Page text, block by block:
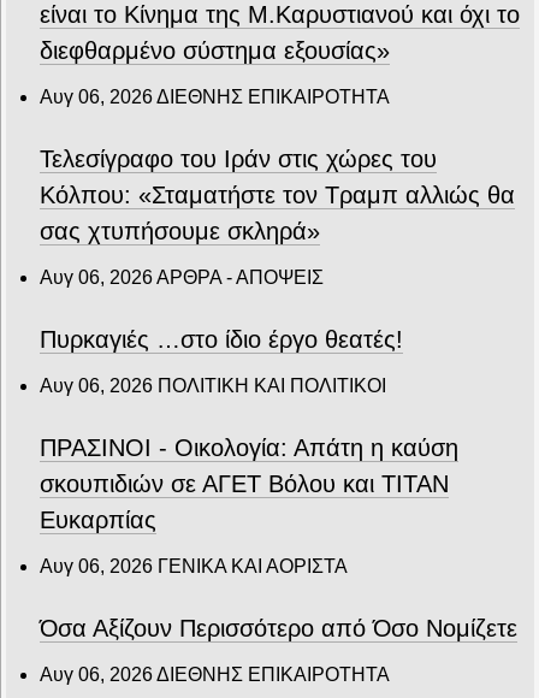
είναι το Κίνημα της Μ.Καρυστιανού και όχι το
διεφθαρμένο σύστημα εξουσίας»
Αυγ 06, 2026ΔΙΕΘΝΗΣ ΕΠΙΚΑΙΡΟΤΗΤΑ
Τελεσίγραφο του Ιράν στις χώρες του
Κόλπου: «Σταματήστε τον Τραμπ αλλιώς θα
σας χτυπήσουμε σκληρά»
Αυγ 06, 2026ΑΡΘΡΑ - ΑΠΟΨΕΙΣ
Πυρκαγιές …στο ίδιο έργο θεατές!
Αυγ 06, 2026 ΠΟΛΙΤΙΚΗ ΚΑΙ ΠΟΛΙΤΙΚΟΙ
ΠΡΑΣΙΝΟΙ - Οικολογία: Απάτη η καύση
σκουπιδιών σε ΑΓΕΤ Βόλου και ΤΙΤΑΝ
Ευκαρπίας
Αυγ 06, 2026 ΓΕΝΙΚΑ ΚΑΙ ΑΟΡΙΣΤΑ
Όσα Αξίζουν Περισσότερο από Όσο Νομίζετε
Αυγ 06, 2026ΔΙΕΘΝΗΣ ΕΠΙΚΑΙΡΟΤΗΤΑ